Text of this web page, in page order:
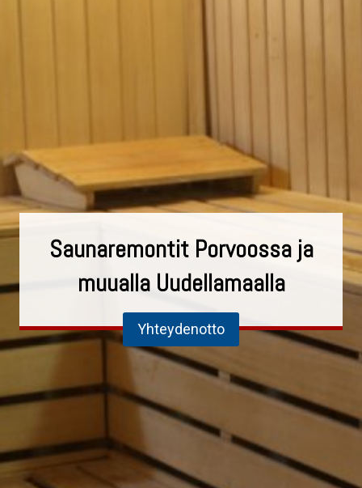
Saunaremontit Porvoossa ja
muualla Uudellamaalla
Yhteydenotto